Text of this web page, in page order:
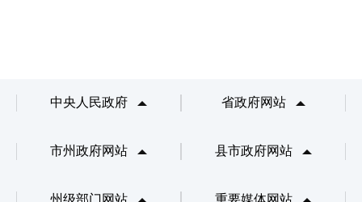
中央人民政府 省政府网站
市州政府网站 县市政府网站